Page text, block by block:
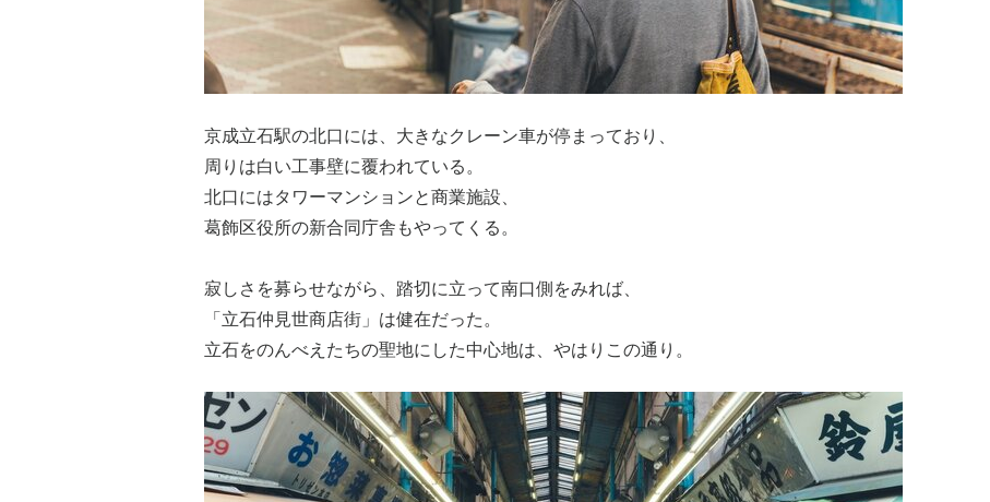
京成立石駅の北口には、大きなクレーン車が停まっており、
周りは白い工事壁に覆われている。
北口にはタワーマンションと商業施設、
葛飾区役所の新合同庁舎もやってくる。
寂しさを募らせながら、踏切に立って南口側をみれば、
「立石仲見世商店街」は健在だった。
立石をのんべえたちの聖地にした中心地は、やはりこの通り。